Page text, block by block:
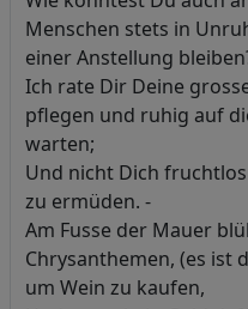
Menschen stets in
einer Anstellung
Ich rate Dir Deine
pflegen und ruhig auf
warten;
Und nicht Dich
zu ermüden. -
Am Fusse der Mauer
Chrysanthemen, (es ist
um Wein zu kaufen,